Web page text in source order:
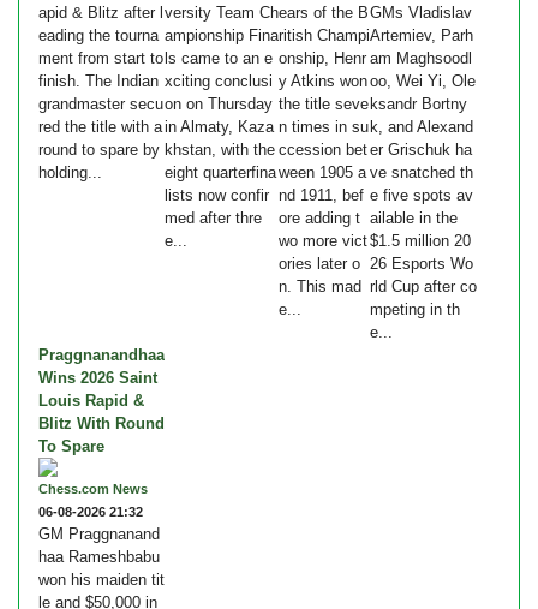
apid & Blitz after l
eading the tourna
ment from start to
finish. The Indian
grandmaster secu
red the title with a
round to spare by
holding...
versity Team Ch
ampionship Fina
ls came to an e
xciting conclusi
on on Thursday
in Almaty, Kaza
khstan, with the
eight quarterfina
lists now confir
med after thre
e...
ears of the B
ritish Champi
onship, Henr
y Atkins won
the title seve
n times in su
ccession bet
ween 1905 a
nd 1911, bef
ore adding t
wo more vict
ories later o
n. This mad
e...
GMs Vladislav
Artemiev, Parh
am Maghsoodl
oo, Wei Yi, Ole
ksandr Bortny
k, and Alexand
er Grischuk ha
ve snatched th
e five spots av
ailable in the
$1.5 million 20
26 Esports Wo
rld Cup after co
mpeting in th
e...
Praggnanandhaa
Wins 2026 Saint
Louis Rapid &
Blitz With Round
To Spare
Chess.com News
06-08-2026 21:32
GM Praggnanand
haa Rameshbabu
won his maiden tit
le and $50,000 in